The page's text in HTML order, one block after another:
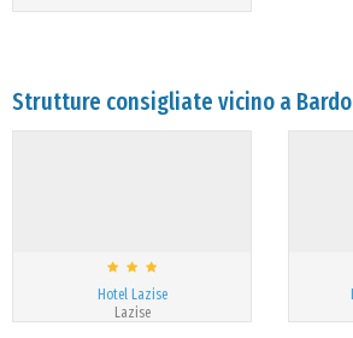
Strutture consigliate vicino a
Hotel Lazise
Lazise